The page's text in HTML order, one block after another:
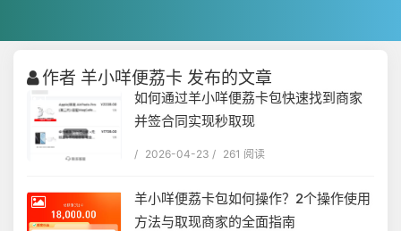
作者 羊小咩便荔卡 发布的文章
如何通过羊小咩便荔卡包快速找到商家
并签合同实现秒取现
/ 2026-04-23 / 261 阅读
羊小咩便荔卡包如何操作？2个操作使用
方法与取现商家的全面指南